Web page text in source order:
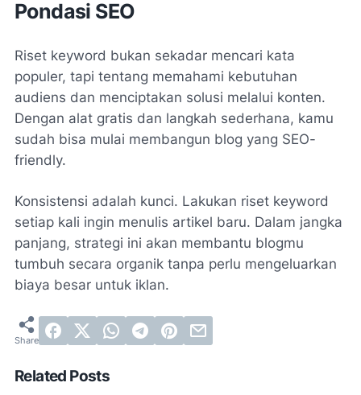
Pondasi SEO
Riset keyword bukan sekadar mencari kata
populer, tapi tentang memahami kebutuhan
audiens dan menciptakan solusi melalui konten.
Dengan alat gratis dan langkah sederhana, kamu
sudah bisa mulai membangun blog yang SEO-
friendly.
Konsistensi adalah kunci. Lakukan riset keyword
setiap kali ingin menulis artikel baru. Dalam jangka
panjang, strategi ini akan membantu blogmu
tumbuh secara organik tanpa perlu mengeluarkan
biaya besar untuk iklan.
Related Posts